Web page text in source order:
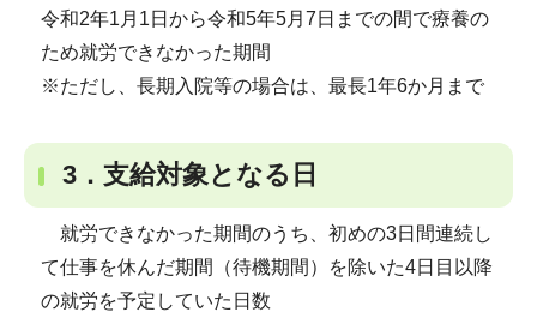
令和2年1月1日から令和5年5月7日までの間で療養の
ため就労できなかった期間
※ただし、長期入院等の場合は、最長1年6か月まで
3．支給対象となる日
就労できなかった期間のうち、初めの3日間連続し
て仕事を休んだ期間（待機期間）を除いた4日目以降
の就労を予定していた日数